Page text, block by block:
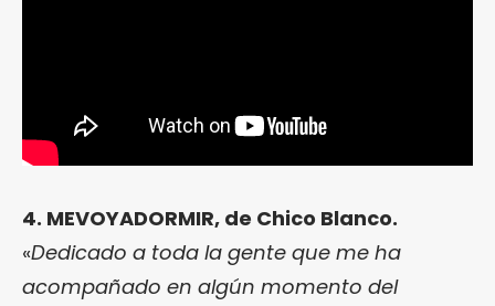
4. MEVOYADORMIR, de Chico Blanco.
«Dedicado a toda la gente que me ha
acompañado en algún momento del